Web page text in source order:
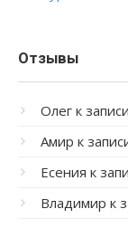
Отзывы
Олег к записи
Амир к
Есения к
Владимир к